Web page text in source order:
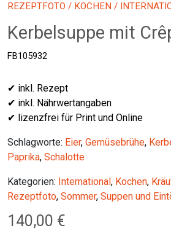
REZEPTFOTO / KOCHEN /
Kerbelsuppe mit
FB105932
✔ inkl. Rezept
✔ inkl. Nährwertangaben
✔ lizenzfrei für Print und Online
Schlagworte: Eier, Gemüsebrühe,
Paprika, Schalotte
Kategorien: International , Kochen,
Rezeptfoto, Sommer, Suppen und
140,00 €